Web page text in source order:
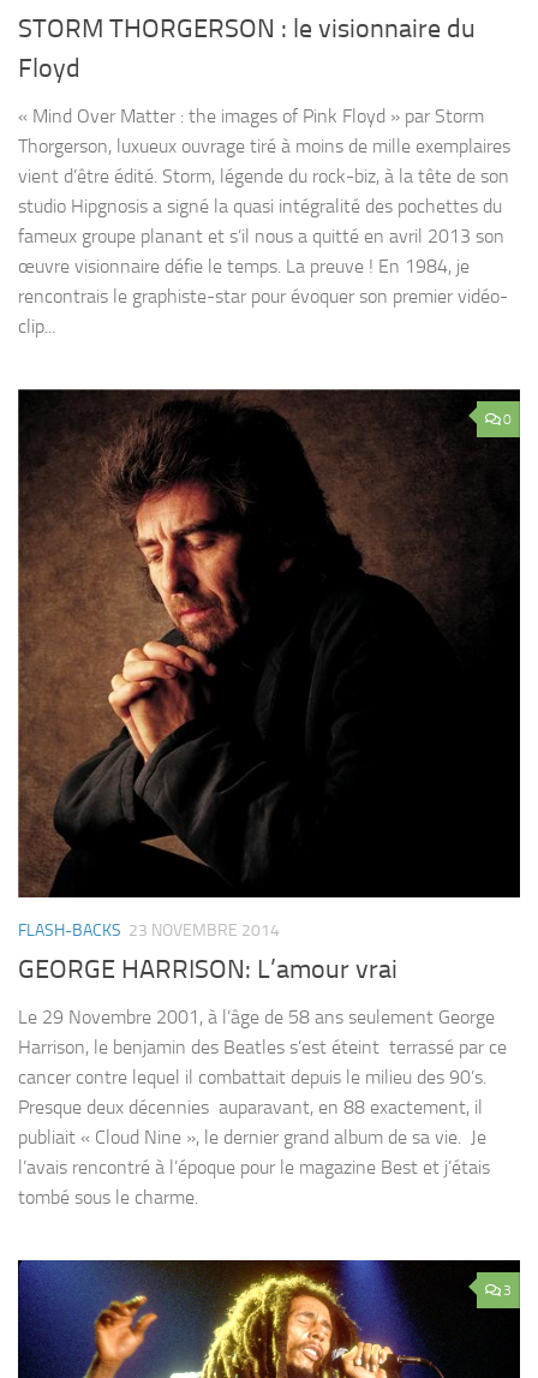
STORM THORGERSON : le visionnaire du
Floyd
« Mind Over Matter : the images of Pink Floyd » par Storm
Thorgerson, luxueux ouvrage tiré à moins de mille exemplaires
vient d’être édité. Storm, légende du rock-biz, à la tête de son
studio Hipgnosis a signé la quasi intégralité des pochettes du
fameux groupe planant et s’il nous a quitté en avril 2013 son
œuvre visionnaire défie le temps. La preuve ! En 1984, je
rencontrais le graphiste-star pour évoquer son premier vidéo-
clip...
0
FLASH-BACKS 23 NOVEMBRE 2014
GEORGE HARRISON: L’amour vrai
Le 29 Novembre 2001, à l’âge de 58 ans seulement George
Harrison, le benjamin des Beatles s’est éteint terrassé par ce
cancer contre lequel il combattait depuis le milieu des 90’s.
Presque deux décennies auparavant, en 88 exactement, il
publiait « Cloud Nine », le dernier grand album de sa vie. Je
l’avais rencontré à l’époque pour le magazine Best et j’étais
tombé sous le charme.
3